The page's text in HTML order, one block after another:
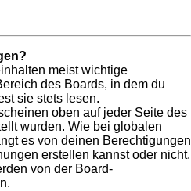
meist wichtige
des Boards, in dem du
sie stets lesen.
oben auf jeder Seite des
wurden. Wie bei globalen
es von deinen Berechtigungen
erstellen kannst oder nicht.
von der Board-